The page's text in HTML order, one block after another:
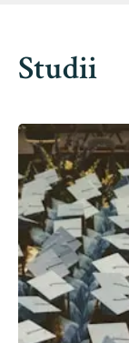
Studii